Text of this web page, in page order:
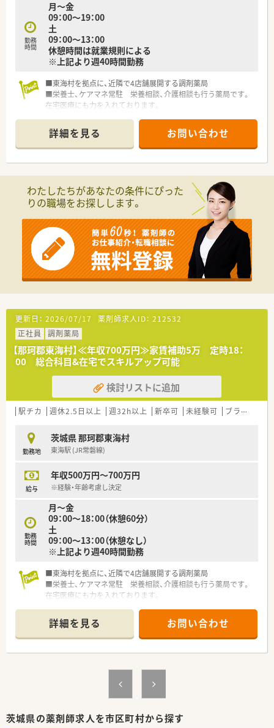
勤務
時間
月～金
09：00～19：00
土
09：00～13：00
休憩時間は就業規則による
※上記より週40時間勤務
■東海村を拠点に、近隣で4店舗展開する調剤薬局
■栄養士、ケアマネ常駐 栄養相談、介護相談も行う薬局です。
在宅医療にも力を入れております。
指導・サポートもしっかりと行います。
詳細を見る お問い合わせ
わたしたちがあなたの条件にぴった
りの職場をお探しします。
更新日： 2026/07/17 薬剤師求人ID： 212532
正社員
調剤薬局
【那珂郡東海村】≪年収700万円≫家賃補助5万 定時18：
00 総合科目&在宅でスキルアップ可能
検討リストに追加
駅チカ 週休2.5日以上 週32h以上 新卒可 未経験可 ブランク可
勤務地
茨城県 那珂郡東海村
東海駅 (JR常磐線)
給与
年収500万円～700万円
※経験・年齢考慮し決定
勤務
時間
月～金
09：00～18：00（休憩60分）
土
09：00～13：00（休憩なし）
※上記より週40時間勤務
■東海村を拠点に、近隣で4店舗展開する調剤薬局
■栄養士、ケアマネ常駐 栄養相談、介護相談も行う薬局です。
在宅医療にも力を入れております。
指導・サポートもしっかりと行います。
詳細を見る お問い合わせ
茨城県の薬剤師求人を市区町村から探す